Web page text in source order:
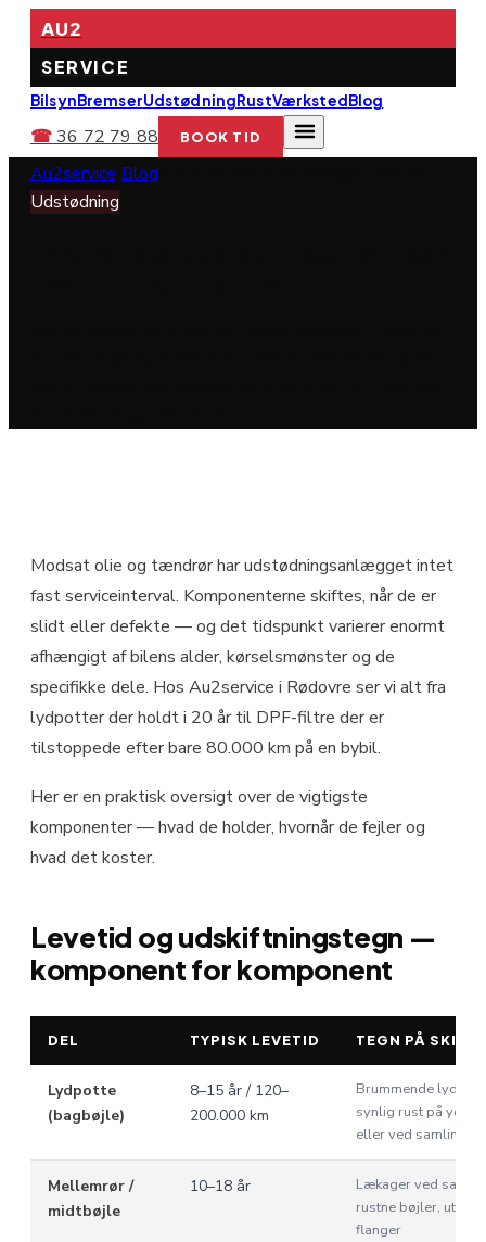
AU2
SERVICE
BilsynBremserUdstødningRustVærkstedBlog
☎36 72 79 88 BOOK TID
Au2service Blog
Udstødning
Modsat olie og tændrør har udstødningsanlægget intet
fast serviceinterval. Komponenterne skiftes, når de er
slidt eller defekte — og det tidspunkt varierer enormt
afhængigt af bilens alder, kørselsmønster og de
specifikke dele. Hos Au2service i Rødovre ser vi alt fra
lydpotter der holdt i 20 år til DPF-filtre der er
tilstoppede efter bare 80.000 km på en bybil.
Her er en praktisk oversigt over de vigtigste
komponenter — hvad de holder, hvornår de fejler og
hvad det koster.
Levetid og udskiftningstegn —
komponent for komponent
DEL TYPISK LEVETID TEGN PÅ SKIFT
Lydpotte
(bagbøjle)
8–15 år / 120–
200.000 km
Brummende lyd, hul,
synlig rust på
eller ved samlinger
Mellemrør /
midtbøjle
10–18 år
Lækager ved
rustne bøjler, utætte
flanger